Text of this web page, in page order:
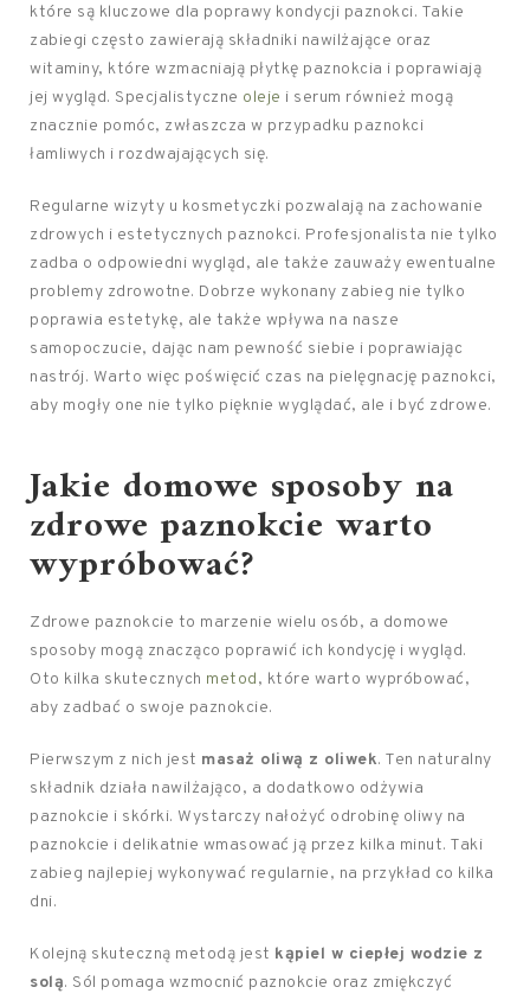
które są kluczowe dla poprawy kondycji paznokci. Takie
zabiegi często zawierają składniki nawilżające oraz
witaminy, które wzmacniają płytkę paznokcia i poprawiają
jej wygląd. Specjalistyczne oleje i serum również mogą
znacznie pomóc, zwłaszcza w przypadku paznokci
łamliwych i rozdwajających się.
Regularne wizyty u kosmetyczki pozwalają na zachowanie
zdrowych i estetycznych paznokci. Profesjonalista nie tylko
zadba o odpowiedni wygląd, ale także zauważy ewentualne
problemy zdrowotne. Dobrze wykonany zabieg nie tylko
poprawia estetykę, ale także wpływa na nasze
samopoczucie, dając nam pewność siebie i poprawiając
nastrój. Warto więc poświęcić czas na pielęgnację paznokci,
aby mogły one nie tylko pięknie wyglądać, ale i być zdrowe.
Jakie domowe sposoby na
zdrowe paznokcie warto
wypróbować?
Zdrowe paznokcie to marzenie wielu osób, a domowe
sposoby mogą znacząco poprawić ich kondycję i wygląd.
Oto kilka skutecznych metod, które warto wypróbować,
aby zadbać o swoje paznokcie.
Pierwszym z nich jest masaż oliwą z oliwek. Ten naturalny
składnik działa nawilżająco, a dodatkowo odżywia
paznokcie i skórki. Wystarczy nałożyć odrobinę oliwy na
paznokcie i delikatnie wmasować ją przez kilka minut. Taki
zabieg najlepiej wykonywać regularnie, na przykład co kilka
dni.
Kolejną skuteczną metodą jest kąpiel w ciepłej wodzie z
solą. Sól pomaga wzmocnić paznokcie oraz zmiękczyć